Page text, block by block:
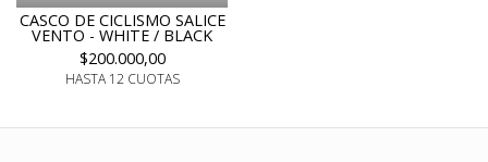
CASCO DE CICLISMO SALICE
VENTO - WHITE / BLACK
$200.000,00
HASTA 12 CUOTAS